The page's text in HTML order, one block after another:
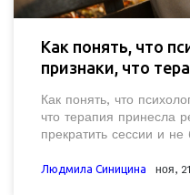
Как понять, что
признаки, что
Как понять, что
что терапия принесла
прекратить сессии и не
Людмила Синицина ноя,